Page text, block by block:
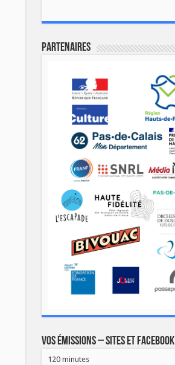
Partenaires
Vos émissions – Sites et Facebook
120 minutes